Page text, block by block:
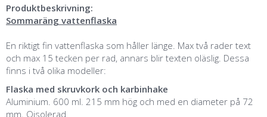
Produktbeskrivning:
Sommaräng vattenflaska
En riktigt fin vattenflaska som håller länge. Max två rader text
och max 15 tecken per rad, annars blir texten oläslig. Dessa
finns i två olika modeller:
Flaska med skruvkork och karbinhake
Aluminium. 600 ml. 215 mm hög och med en diameter på 72
mm. Oisolerad